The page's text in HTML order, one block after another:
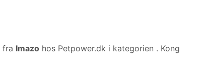
fra Imazo hos Petpower.dk i kategorien . Kong